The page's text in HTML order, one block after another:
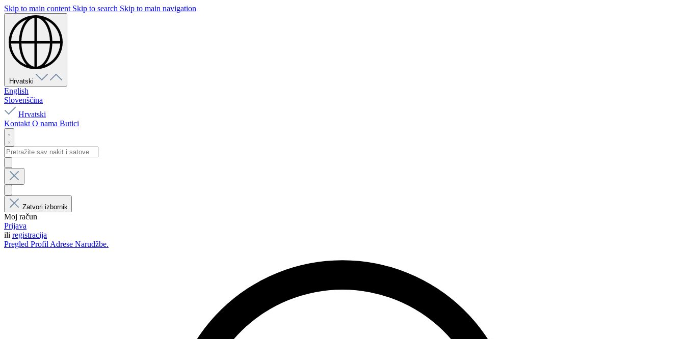
Skip to main content Skip to search Skip to main navigation
Hrvatski
English
Slovenščina
Hrvatski
Kontakt O nama Butici
Zatvori izbornik
Moj račun
Prijava
ili registracija
Pregled Profil Adrese Narudžbe.